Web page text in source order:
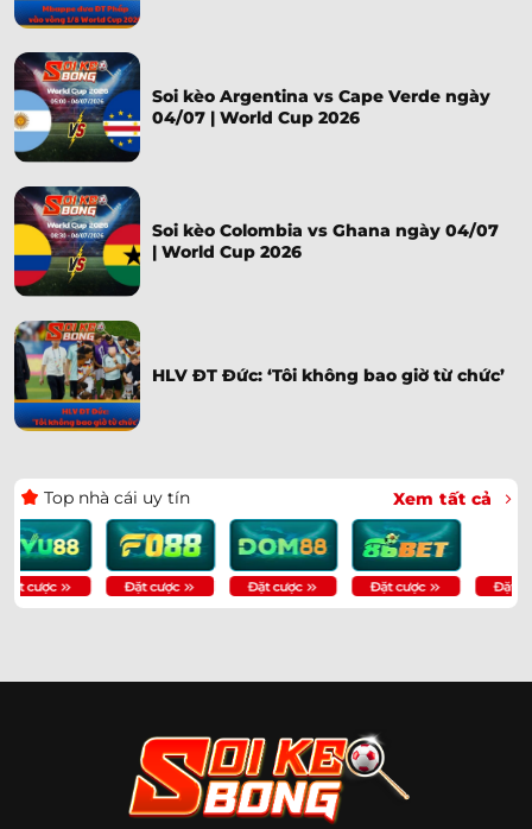
Soi kèo Argentina vs Cape Verde ngày
04/07 | World Cup 2026
Soi kèo Colombia vs Ghana ngày 04/07
| World Cup 2026
HLV ĐT Đức: ‘Tôi không bao giờ từ chức’
Top nhà cái uy tín Xem tất cả